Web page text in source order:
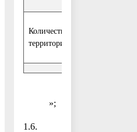
Количество благоустроенных
территории Московской
»;
1.6.